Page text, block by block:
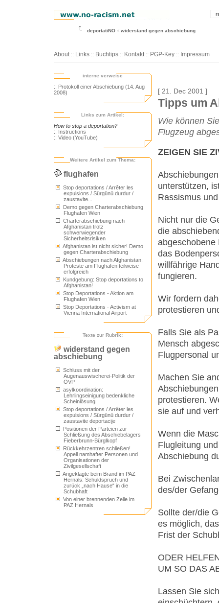
deportatiNO widerstand gegen abschiebung
About :: Links :: Buchtips :: Kontakt :: PGP-Key :: Impressum
interne verweise
:: Protokoll einer Abschiebung (14. Aug
2008)
Links zum Artikel:
How to stop a deportation?
:: Instructions
:: Video (YouTube)
Weitere Artikel zum Thema:
flughafen
Stop deportations / Arrêter les
expulsions / Sürgünü durdur /
zaustavite...
Demo gegen Charterabschiebung
Flughafen Wien
Charterabschiebung nach
Afghanistan trotz
schwerwiegender
Sicherheitsrisiken
Afghanistan ist nicht sicher! Demo
gegen Charterabschiebung
Abschiebungen nach Afghanistan:
Proteste am Flughafen teilweise
erfolgreich
Kundgebung: Stop deportations to
Afghanistan!
Stop Deportations - Aktion am
Flughafen Wien
Stop Deportations - Activism at
Vienna International Airport
Texte zur Rubrik:
widerstand gegen
abschiebung
Schluss mit der
Augenauswischerei-Politik der
ÖVP
asylkoordination:
Lehrlingseinigung bedenkliche
Scheinlösung
Stop deportations / Arrêter les
expulsions / Sürgünü durdur /
zaustavite deportacije
Positionen der Parteien zur
Schließung des Abschiebelagers
Fieberbrunn-Bürglkopf
Rückkehrzentren schließen!
Appell namhafter Personen und
Organisationen der
Zivilgesellschaft
Angeklagte beim Brand im PAZ
Hernals: Schuldspruch und
zurück „nach Hause“ in die
Schubhaft
Von einer brennenden Zelle im
PAZ Hernals
[ 21. Dec 2001 ]
Tipps um
Wie können
Flugzeug
ZEIGEN SIE
unterstützen,
Rassismus
Nicht nur die
die
abgeschobene
das
willfährige
fungieren.
Wir fordern
protestieren
Falls Sie als
Mensch
Flugpersonal
Machen Sie
protestieren.
sie auf und
Wenn die
Flugleitung
Abschiebung
Bei
des/der
Sollte der/die
es möglich,
Frist der
ODER
UM SO DAS
Lassen Sie